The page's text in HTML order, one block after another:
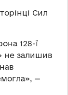
Сил
128-ї
не залишив
—